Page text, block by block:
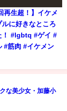
再生超！】イケメ
ルに好きなところ
！ #lgbtq #ゲイ #
#筋肉 #イケメン
な美少女・加藤小